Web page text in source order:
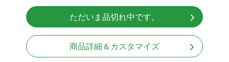
NVMeSSD 1TB
Windows11 Home 64bit
ただいま品切れ中です。
商品詳細＆カスタマイズ